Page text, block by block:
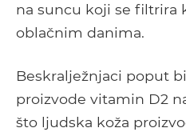
na suncu koji se filtrira
oblačnim danima.
Beskralježnjaci poput
proizvode vitamin D2
što ljudska koža